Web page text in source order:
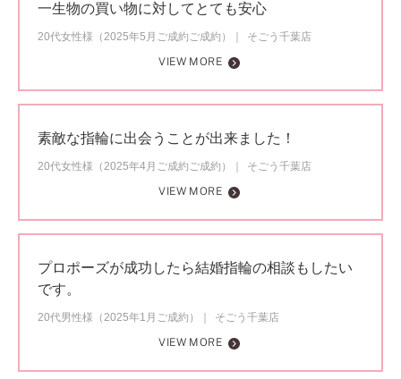
一生物の買い物に対してとても安心
20代女性様（2025年5月ご成約ご成約）
そごう千葉店
VIEW MORE
素敵な指輪に出会うことが出来ました！
20代女性様（2025年4月ご成約ご成約）
そごう千葉店
VIEW MORE
プロポーズが成功したら結婚指輪の相談もしたい
です。
20代男性様（2025年1月ご成約）
そごう千葉店
VIEW MORE